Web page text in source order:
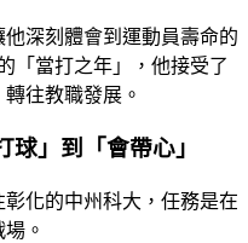
深刻體會到運動員壽命的
「當打之年」，他接受了
往教職發展。
」到「會帶心」
化的中州科大，任務是在
。